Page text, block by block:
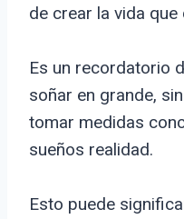
de crear la vida que
Es un recordatorio
soñar en grande,
tomar medidas
sueños realidad.
Esto puede